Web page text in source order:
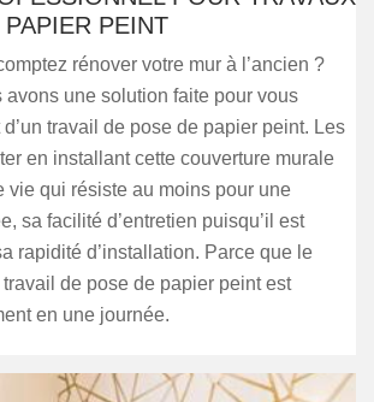
PEINT
rénover votre mur à l’ancien ?
avons une solution faite pour vous
d’un travail de pose de papier peint. Les
en installant cette couverture murale
vie qui résiste au moins pour une
sa facilité d’entretien puisqu’il est
rapidité d’installation. Parce que le
travail de pose de papier peint est
en une journée.